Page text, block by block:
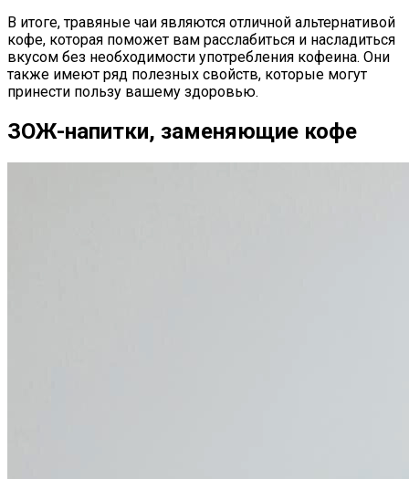
В итоге, травяные чаи являются отличной альтернативой
кофе, которая поможет вам расслабиться и насладиться
вкусом без необходимости употребления кофеина. Они
также имеют ряд полезных свойств, которые могут
принести пользу вашему здоровью.
ЗОЖ-напитки, заменяющие кофе